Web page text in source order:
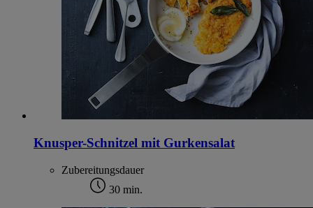
Knusper-Schnitzel mit Gurkensalat
Zubereitungsdauer
30 min.